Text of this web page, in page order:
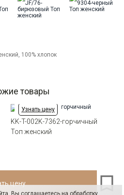
100% хлопок
товары
Узнать цену
KK-T-002K-7362-горчичный
Топ женский
цену
Вы соглашаетесь на обработку